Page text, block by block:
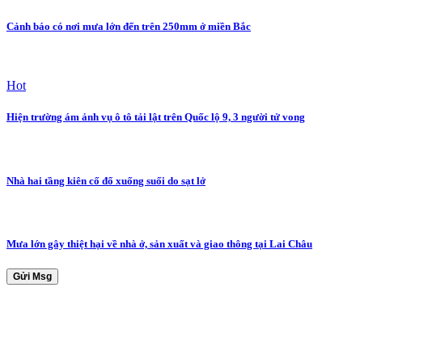
Cảnh báo có nơi mưa lớn đến trên 250mm ở miền Bắc
Hot
Hiện trường ám ảnh vụ ô tô tải lật trên Quốc lộ 9, 3 người tử vong
Nhà hai tầng kiên cố đổ xuống suối do sạt lở
Mưa lớn gây thiệt hại về nhà ở, sản xuất và giao thông tại Lai Châu
Gửi Msg